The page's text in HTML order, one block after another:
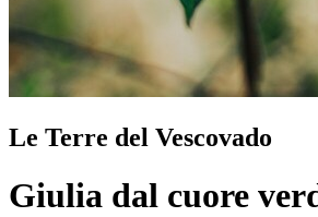
Le Terre del Vescovado
Giulia dal cuore